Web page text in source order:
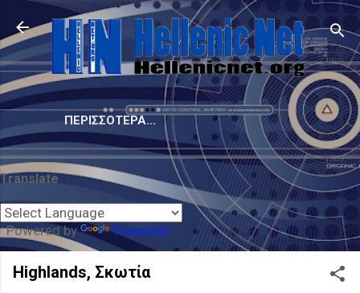
Μετάβαση στο κύριο περιεχόμενο
ΠΕΡΙΣΣΌΤΕΡΑ…
Translate
Powered by Translate
Highlands, Σκωτία